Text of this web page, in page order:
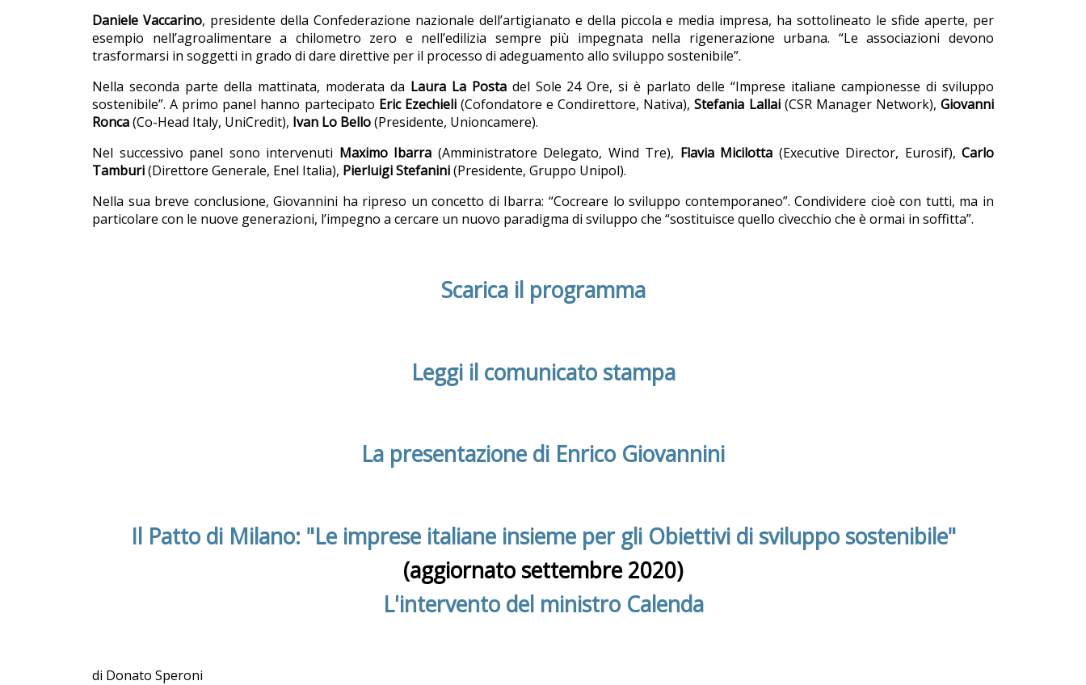
Daniele Vaccarino, presidente della Confederazione nazionale dell’artigianato e della piccola e media impresa, ha sottolineato le sfide aperte, per
esempio nell’agroalimentare a chilometro zero e nell’edilizia sempre più impegnata nella rigenerazione urbana. “Le associazioni devono
trasformarsi in soggetti in grado di dare direttive per il processo di adeguamento allo sviluppo sostenibile”.
Nella seconda parte della mattinata, moderata da Laura La Postadel Sole 24 Ore, si è parlato delle “Imprese italiane campionesse di sviluppo
sostenibile”. A primo panel hanno partecipato Eric Ezechieli(Cofondatore e Condirettore, Nativa),Stefania Lallai(CSR Manager Network),Giovanni
Ronca(Co-Head Italy, UniCredit), Ivan Lo Bello(Presidente, Unioncamere).
Nel successivo panel sono intervenuti Maximo Ibarra (Amministratore Delegato, Wind Tre), Flavia Micilotta (Executive Director, Eurosif), Carlo
Tamburi(Direttore Generale, Enel Italia), Pierluigi Stefanini(Presidente, Gruppo Unipol).
Nella sua breve conclusione, Giovannini ha ripreso un concetto di Ibarra: “Cocreare lo sviluppo contemporaneo”. Condividere cioè con tutti, ma in
particolare con le nuove generazioni, l’impegno a cercare un nuovo paradigma di sviluppo che “sostituisce quello cìvecchio che è ormai in soffitta”.
Scarica il programma
Leggi il comunicato stampa
La presentazione di Enrico Giovannini
Il Patto di Milano: "Le imprese italiane insieme per gli Obiettivi di sviluppo sostenibile"
(aggiornato settembre 2020)
L'intervento del ministro Calenda
di Donato Speroni